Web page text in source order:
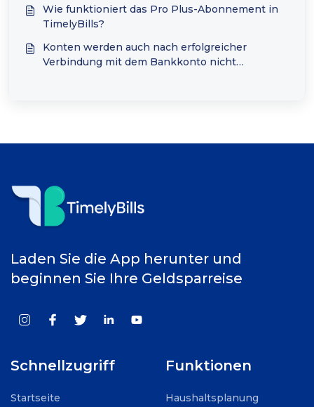
Wie funktioniert das Pro Plus-Abonnement in
TimelyBills?
Konten werden auch nach erfolgreicher
Verbindung mit dem Bankkonto nicht
Laden Sie die App herunter und
beginnen Sie Ihre Geldsparreise
Schnellzugriff
Startseite
Funktionen
Haushaltsplanung